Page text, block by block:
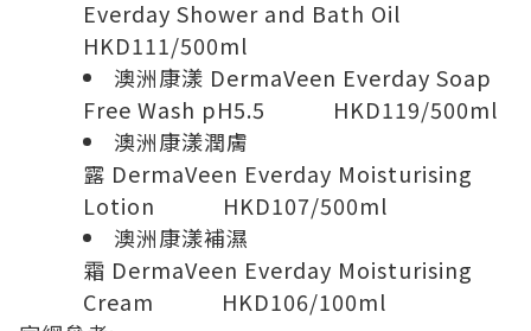
Everday Shower and Bath Oil
HKD111/500ml
澳洲康漾 DermaVeen Everday Soap
Free Wash pH5.5
HKD119/500ml
澳洲康漾潤膚
露 DermaVeen Everday Moisturising
Lotion
HKD107/500ml
澳洲康漾補濕
霜 DermaVeen Everday Moisturising
Cream
HKD106/100ml